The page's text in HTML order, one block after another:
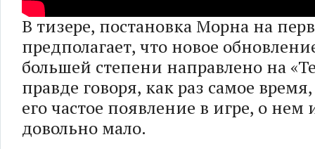
В тизере, постановка Морна на
предполагает, что новое
большей степени направлено на
правде говоря, как раз самое
его частое появление в игре, о нем
довольно мало.